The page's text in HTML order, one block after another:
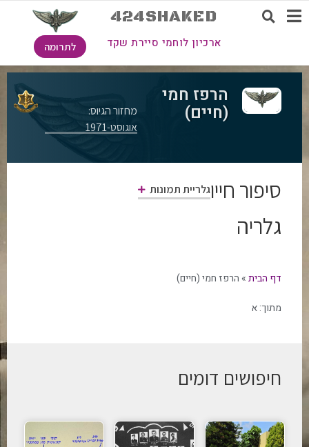
424SHAKED
ארכיון לוחמי סיירת שקד לתרומה
הרפז חמי
(חיים)
מחזור הגיוס:
אוגוסט-1971
סיפור חייוגלריית תמונות
גלריה
דף הבית» הרפז חמי (חיים)
מתוך:א
חיפושים דומים